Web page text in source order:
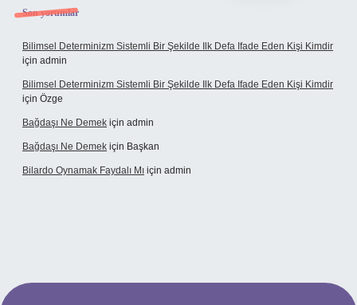
Son yorumlar
Bilimsel Determinizm Sistemli Bir Şekilde Ilk Defa Ifade Eden Kişi Kimdir
için admin
Bilimsel Determinizm Sistemli Bir Şekilde Ilk Defa Ifade Eden Kişi Kimdir
için Özge
Bağdaşı Ne Demek için admin
Bağdaşı Ne Demek için Başkan
Bilardo Oynamak Faydalı Mı için admin
bahis sitesi